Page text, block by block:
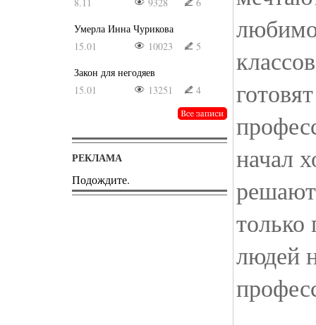
Умерла Инна Чурикова
15.01
10023
5
Закон для негодяев
15.01
13251 4
РЕКЛАМА
Подождите.
начал
только
людей